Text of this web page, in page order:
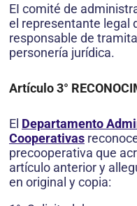
EI comité de
el representante legal
responsable de
personería jurídica.
Artículo 3°
El Departamento
Cooperativas
precooperativa que
artículo anterior y
en original y copia: